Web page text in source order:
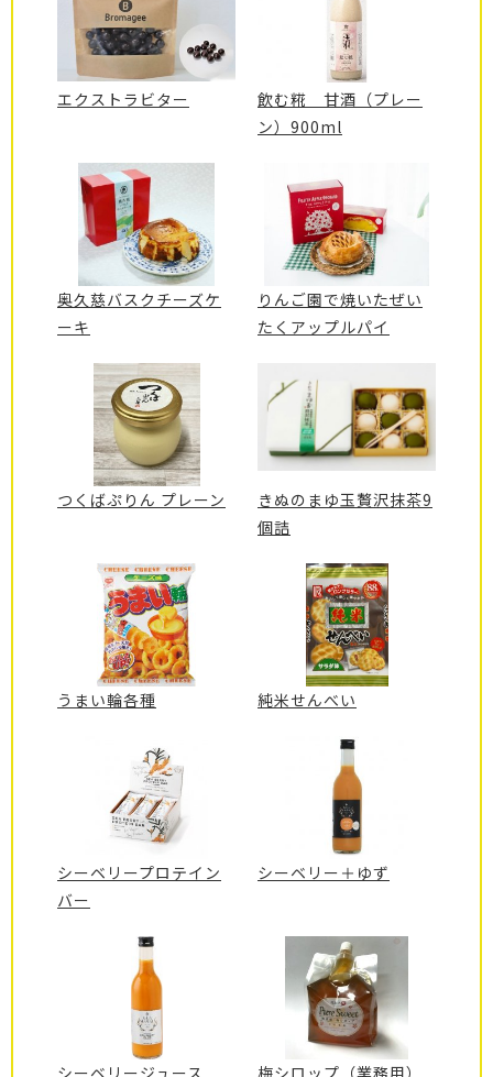
エクストラビター
飲む糀 甘酒（プレー
ン）900ml
奥久慈バスクチーズケ
ーキ
りんご園で焼いたぜい
たくアップルパイ
つくばぷりん プレーン
きぬのまゆ玉贅沢抹茶9
個詰
うまい輪各種 純米せんべい
シーベリープロテイン
バー
シーベリー＋ゆず